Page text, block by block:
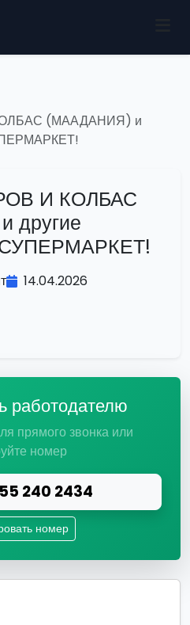
(МААДАНИЯ) и
И КОЛБАС
14.04.2026
работодателю
прямого звонка или
номер
240 2434
номер